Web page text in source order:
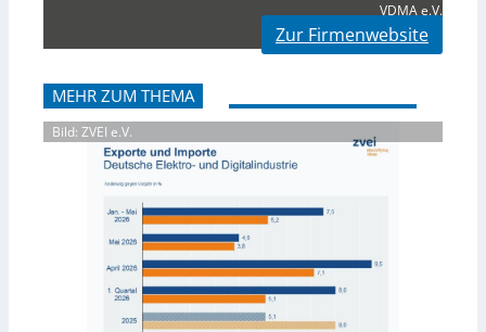
VDMA e.V.
Zur Firmenwebsite
MEHR ZUM THEMA
Bild: ZVEI e.V.